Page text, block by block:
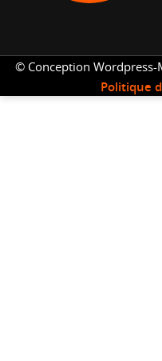
© Conception
Politique